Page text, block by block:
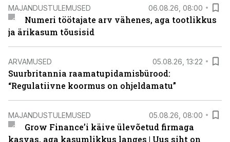
MAJANDUSTULEMUSED 06.08.26, 08:00
Numeri töötajate arv vähenes, aga tootlikkus
ja ärikasum tõusisid
ARVAMUSED 05.08.26, 13:22
Suurbritannia raamatupidamisbürood:
“Regulatiivne koormus on ohjeldamatu”
MAJANDUSTULEMUSED 05.08.26, 08:00
Grow Finance’i käive ülevõetud firmaga
kasvas, aga kasumlikkus langes | Uus siht on